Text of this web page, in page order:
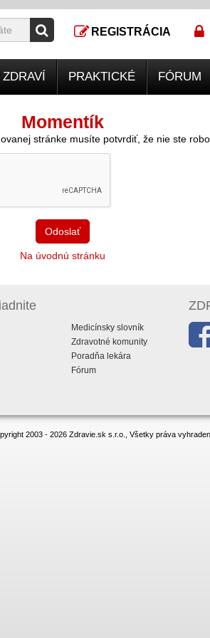
REGISTRÁCIA
PRAKTICKÉ FÓRUM
Momentík
stránke musíte potvrdiť, že nie ste
Odoslať
Na úvodnú stránku
Medicínsky slovník
Zdravotné komunity
Poradňa lekára
Fórum
2003 - 2026 Zdravie.sk s.r.o., Všetky práva